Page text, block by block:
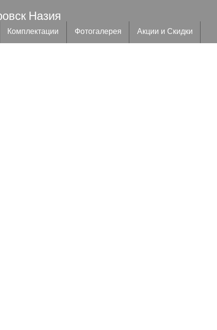
Назия
Комплектации Фотогалерея Акции и Скидки